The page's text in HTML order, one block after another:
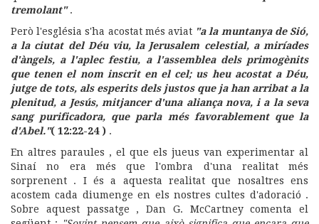
tremolant".
Però l'església s'ha acostat més aviat "a la muntanya de Sió,
a la ciutat del Déu viu, la Jerusalem celestial, a miríades
d'àngels, a l'aplec festiu, a l'assemblea dels primogènits
que tenen el nom inscrit en el cel; us heu acostat a Déu,
jutge de tots, als esperits dels justos que ja han arribat a la
plenitud, a Jesús, mitjancer d'una aliança nova, i a la seva
sang purificadora, que parla més favorablement que la
d'Abel."( 12:22-24 ) .
En altres paraules , el que els jueus van experimentar al
Sinaí no era més que l'ombra d'una realitat més
sorprenent . I és a aquesta realitat que nosaltres ens
acostem cada diumenge en els nostres cultes d'adoració .
Sobre aquest passatge , Dan G. McCartney comenta el